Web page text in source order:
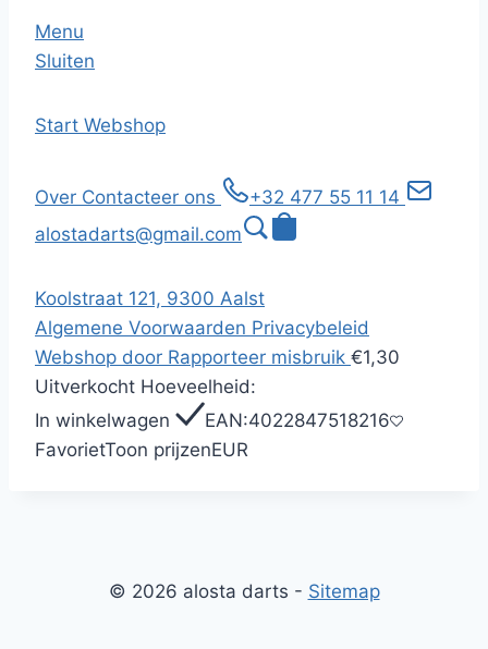
Menu
Sluiten
Start Webshop
Over Contacteer ons
+32 477 55 11 14
alostadarts@gmail.com
Koolstraat 121, 9300 Aalst
Algemene Voorwaarden Privacybeleid
Webshop door Rapporteer misbruik €1,30
Uitverkocht Hoeveelheid:
In winkelwagen
EAN:4022847518216
FavorietToon prijzenEUR
© 2026 alosta darts - Sitemap